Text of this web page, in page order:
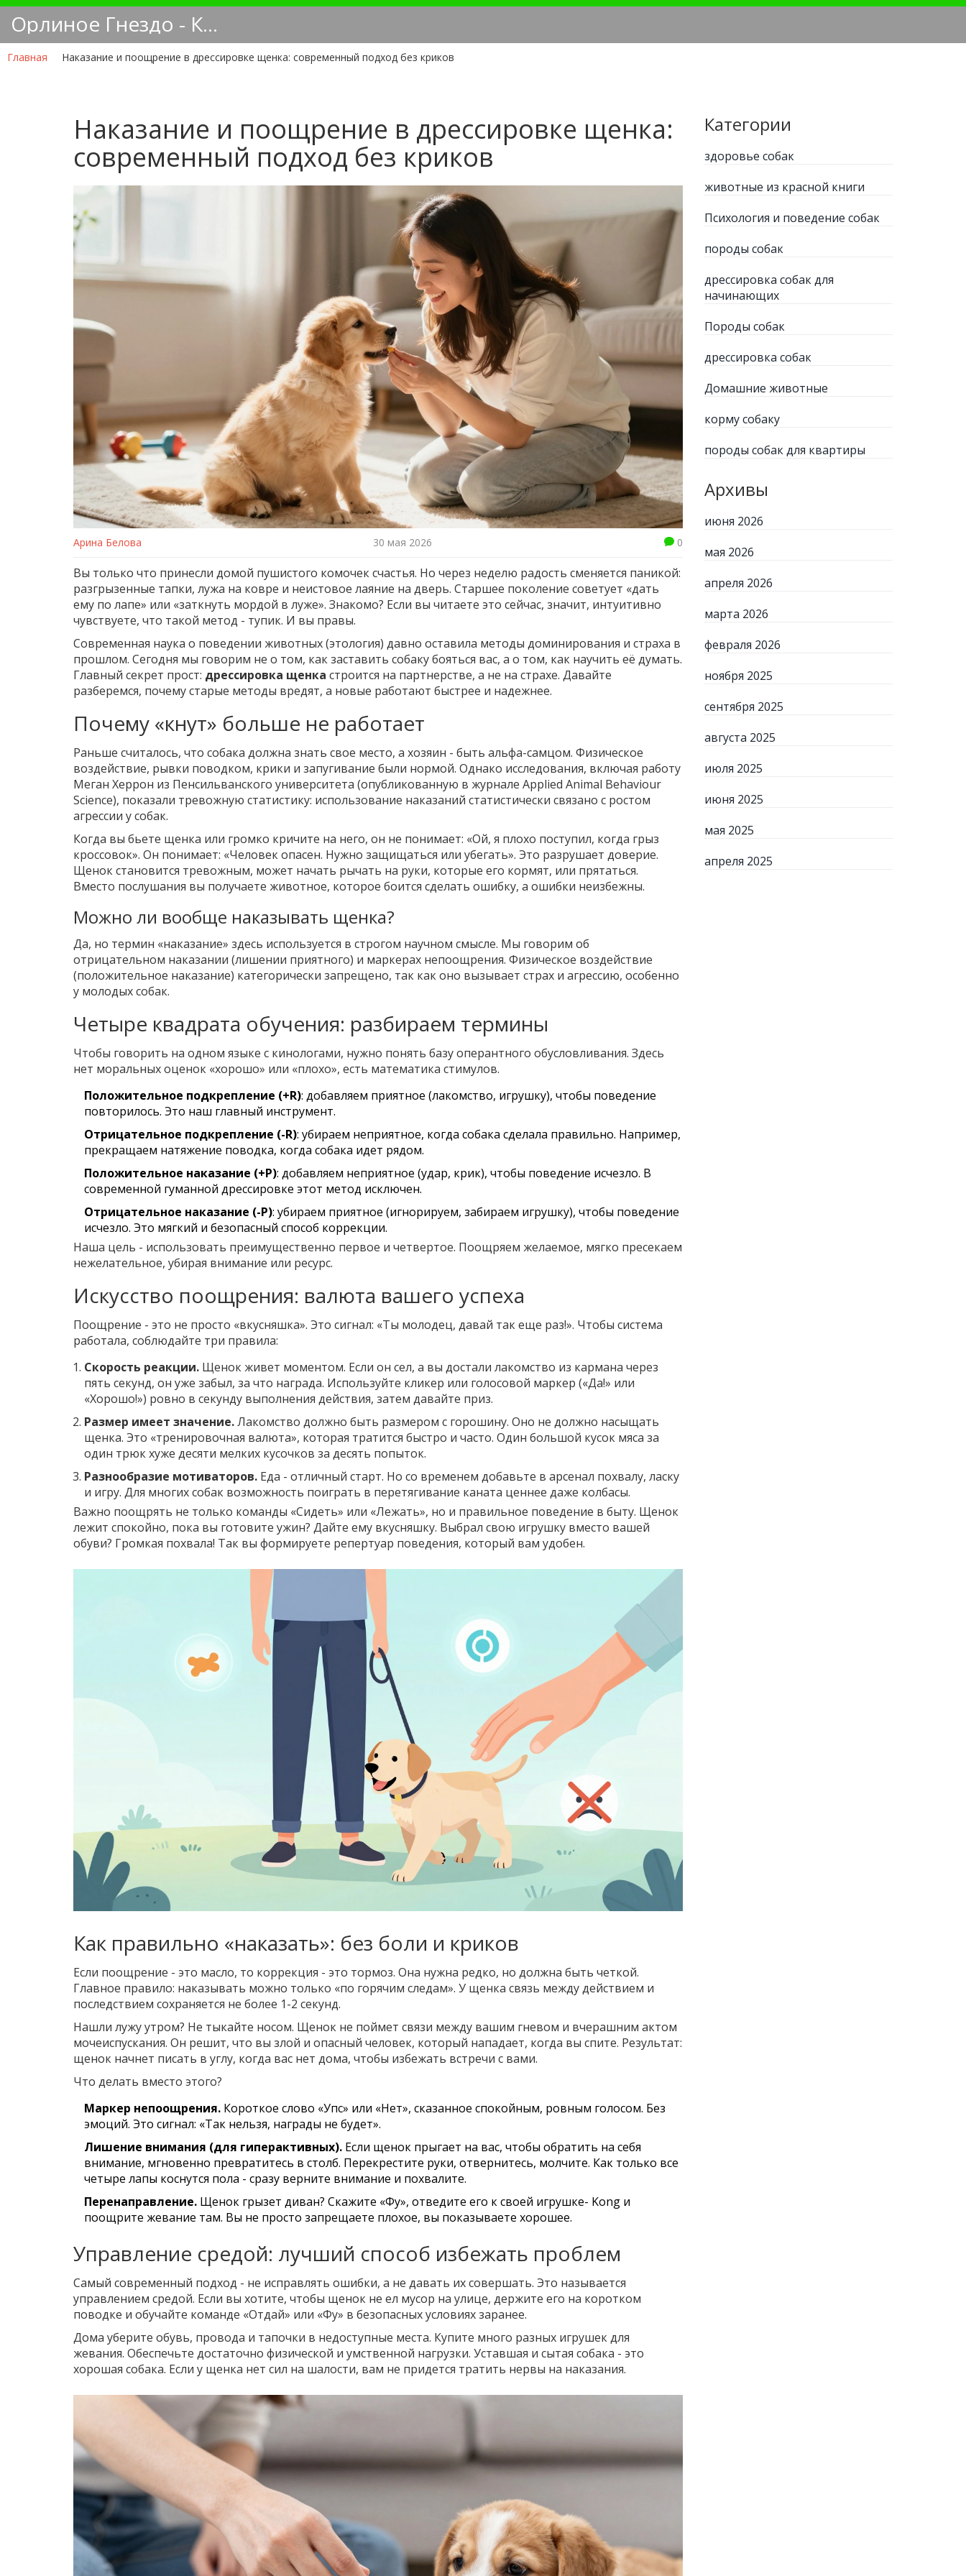
Орлиное Гнездо - Кинологический блог
Главная Наказание и поощрение в дрессировке щенка: современный подход без криков
Наказание и поощрение в дрессировке щенка:
современный подход без криков
Арина Белова 30 мая 2026 0
Вы только что принесли домой пушистого комочек счастья. Но через неделю радость сменяется паникой:
разгрызенные тапки, лужа на ковре и неистовое лаяние на дверь. Старшее поколение советует «дать
ему по лапе» или «заткнуть мордой в луже». Знакомо? Если вы читаете это сейчас, значит, интуитивно
чувствуете, что такой метод - тупик. И вы правы.
Современная наука о поведении животных (этология) давно оставила методы доминирования и страха в
прошлом. Сегодня мы говорим не о том, как заставить собаку бояться вас, а о том, как научить её думать.
Главный секрет прост: дрессировка щенка строится на партнерстве, а не на страхе. Давайте
разберемся, почему старые методы вредят, а новые работают быстрее и надежнее.
Почему «кнут» больше не работает
Раньше считалось, что собака должна знать свое место, а хозяин - быть альфа-самцом. Физическое
воздействие, рывки поводком, крики и запугивание были нормой. Однако исследования, включая работу
Меган Херрон из Пенсильванского университета (опубликованную в журнале Applied Animal Behaviour
Science), показали тревожную статистику: использование наказаний статистически связано с ростом
агрессии у собак.
Когда вы бьете щенка или громко кричите на него, он не понимает: «Ой, я плохо поступил, когда грыз
кроссовок». Он понимает: «Человек опасен. Нужно защищаться или убегать». Это разрушает доверие.
Щенок становится тревожным, может начать рычать на руки, которые его кормят, или прятаться.
Вместо послушания вы получаете животное, которое боится сделать ошибку, а ошибки неизбежны.
Можно ли вообще наказывать щенка?
Да, но термин «наказание» здесь используется в строгом научном смысле. Мы говорим об
отрицательном наказании (лишении приятного) и маркерах непоощрения. Физическое воздействие
(положительное наказание) категорически запрещено, так как оно вызывает страх и агрессию, особенно
у молодых собак.
Четыре квадрата обучения: разбираем термины
Чтобы говорить на одном языке с кинологами, нужно понять базу оперантного обусловливания. Здесь
нет моральных оценок «хорошо» или «плохо», есть математика стимулов.
Положительное подкрепление (+R): добавляем приятное (лакомство, игрушку), чтобы поведение
повторилось. Это наш главный инструмент.
Отрицательное подкрепление (-R): убираем неприятное, когда собака сделала правильно. Например,
прекращаем натяжение поводка, когда собака идет рядом.
Положительное наказание (+P): добавляем неприятное (удар, крик), чтобы поведение исчезло. В
современной гуманной дрессировке этот метод исключен.
Отрицательное наказание (-P): убираем приятное (игнорируем, забираем игрушку), чтобы поведение
исчезло. Это мягкий и безопасный способ коррекции.
Наша цель - использовать преимущественно первое и четвертое. Поощряем желаемое, мягко пресекаем
нежелательное, убирая внимание или ресурс.
Искусство поощрения: валюта вашего успеха
Поощрение - это не просто «вкусняшка». Это сигнал: «Ты молодец, давай так еще раз!». Чтобы система
работала, соблюдайте три правила:
Скорость реакции. Щенок живет моментом. Если он сел, а вы достали лакомство из кармана через
пять секунд, он уже забыл, за что награда. Используйте кликер или голосовой маркер («Да!» или
«Хорошо!») ровно в секунду выполнения действия, затем давайте приз.
Размер имеет значение.Лакомство должно быть размером с горошину. Оно не должно насыщать
щенка. Это «тренировочная валюта», которая тратится быстро и часто. Один большой кусок мяса за
один трюк хуже десяти мелких кусочков за десять попыток.
Разнообразие мотиваторов. Еда - отличный старт. Но со временем добавьте в арсенал похвалу, ласку
и игру. Для многих собак возможность поиграть в перетягивание каната ценнее даже колбасы.
Важно поощрять не только команды «Сидеть» или «Лежать», но и правильное поведение в быту. Щенок
лежит спокойно, пока вы готовите ужин? Дайте ему вкусняшку. Выбрал свою игрушку вместо вашей
обуви? Громкая похвала! Так вы формируете репертуар поведения, который вам удобен.
Как правильно «наказать»: без боли и криков
Если поощрение - это масло, то коррекция - это тормоз. Она нужна редко, но должна быть четкой.
Главное правило: наказывать можно только «по горячим следам». У щенка связь между действием и
последствием сохраняется не более 1-2 секунд.
Нашли лужу утром? Не тыкайте носом. Щенок не поймет связи между вашим гневом и вчерашним актом
мочеиспускания. Он решит, что вы злой и опасный человек, который нападает, когда вы спите. Результат:
щенок начнет писать в углу, когда вас нет дома, чтобы избежать встречи с вами.
Что делать вместо этого?
Маркер непоощрения. Короткое слово «Упс» или «Нет», сказанное спокойным, ровным голосом. Без
эмоций. Это сигнал: «Так нельзя, награды не будет».
Лишение внимания (для гиперактивных). Если щенок прыгает на вас, чтобы обратить на себя
внимание, мгновенно превратитесь в столб. Перекрестите руки, отвернитесь, молчите. Как только все
четыре лапы коснутся пола - сразу верните внимание и похвалите.
Перенаправление. Щенок грызет диван? Скажите «Фу», отведите его к своей игрушке- Kong и
поощрите жевание там. Вы не просто запрещаете плохое, вы показываете хорошее.
Управление средой: лучший способ избежать проблем
Самый современный подход - не исправлять ошибки, а не давать их совершать. Это называется
управлением средой. Если вы хотите, чтобы щенок не ел мусор на улице, держите его на коротком
поводке и обучайте команде «Отдай» или «Фу» в безопасных условиях заранее.
Дома уберите обувь, провода и тапочки в недоступные места. Купите много разных игрушек для
жевания. Обеспечьте достаточно физической и умственной нагрузки. Уставшая и сытая собака - это
хорошая собака. Если у щенка нет сил на шалости, вам не придется тратить нервы на наказания.
Категории
здоровье собак
животные из красной книги
Психология и поведение собак
породы собак
дрессировка собак для
начинающих
Породы собак
дрессировка собак
Домашние животные
корму собаку
породы собак для квартиры
Архивы
июня 2026
мая 2026
апреля 2026
марта 2026
февраля 2026
ноября 2025
сентября 2025
августа 2025
июля 2025
июня 2025
мая 2025
апреля 2025